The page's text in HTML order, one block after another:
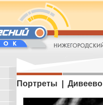
Портреты | Дивеево